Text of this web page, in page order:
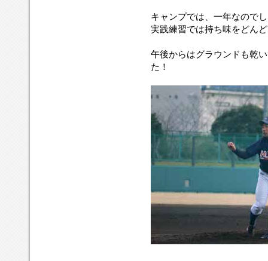
キャンプでは、一年なので
実践練習では持ち味をどん
午後からはグラウンドも乾
た！